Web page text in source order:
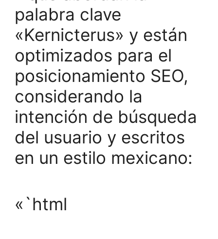
palabra clave
«Kernicterus» y están
optimizados para el
posicionamiento SEO,
considerando la
intención de búsqueda
del usuario y escritos
en un estilo mexicano:
«`html